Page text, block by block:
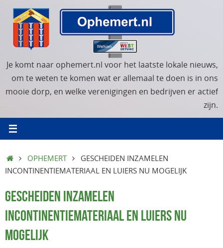
naar
inhoud
Je komt naar ophemert.nl voor het laatste lokale nieuws,
om te weten te komen wat er allemaal te doen is in ons
mooie dorp, en welke verenigingen en bedrijven er actief
zijn.
HOMEOPHEMERT
GESCHEIDEN INZAMELEN
INCONTINENTIEMATERIAAL EN LUIERS NU MOGELIJK
GESCHEIDEN INZAMELEN
INCONTINENTIEMATERIAAL EN LUIERS NU
MOGELIJK